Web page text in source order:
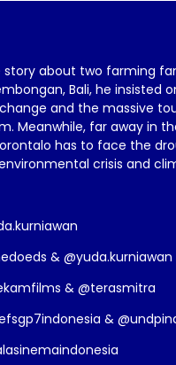
story about two farming
Bali, he insisted
and the massive
Meanwhile, far away in
has to face the
crisis and
& @yuda.kurniawan
& @terasmitra
&